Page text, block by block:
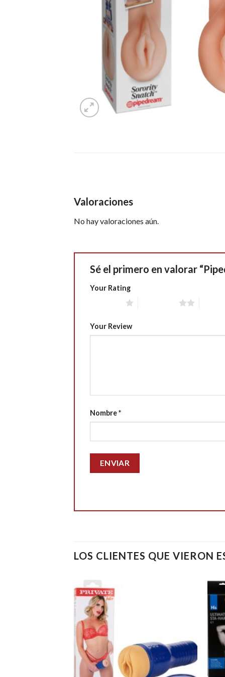
Valoraciones
No hay valoraciones aún.
Sé el primero en valorar
Your Rating
Your Review
Nombre*
LOS CLIENTES QUE VIERON